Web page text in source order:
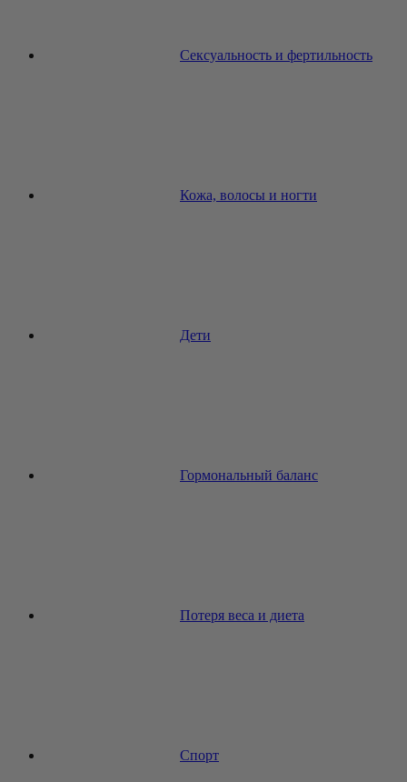
Сексуальность и фертильность
Кожа, волосы и ногти
Дети
Гормональный баланс
Потеря веса и диета
Спорт